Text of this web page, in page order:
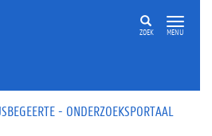
ZOEK MENU
- ONDERZOEKSPORTAAL